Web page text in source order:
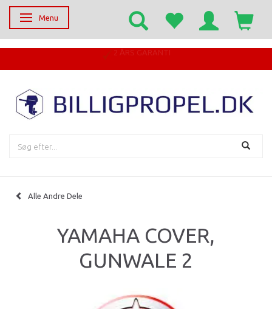
Skifte navigation
Menu
Alle Andre Dele
YAMAHA COVER,
GUNWALE 2